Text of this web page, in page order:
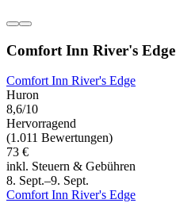
Comfort Inn River's Edge
Comfort Inn River's Edge
Huron
8,6/10
Hervorragend
(1.011 Bewertungen)
73 €
inkl. Steuern & Gebühren
8. Sept.–9. Sept.
Comfort Inn River's Edge